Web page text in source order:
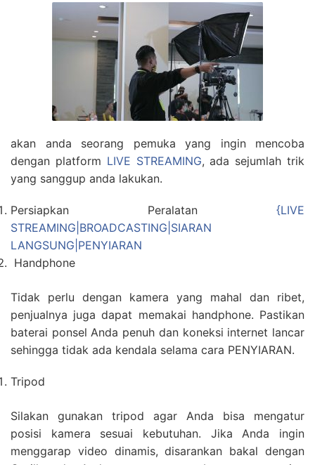
akan anda seorang pemuka yang ingin mencoba
dengan platform LIVE STREAMING, ada sejumlah trik
yang sanggup anda lakukan.
Persiapkan Peralatan {LIVE
STREAMING|BROADCASTING|SIARAN
LANGSUNG|PENYIARAN
Handphone
Tidak perlu dengan kamera yang mahal dan ribet,
penjualnya juga dapat memakai handphone. Pastikan
baterai ponsel Anda penuh dan koneksi internet lancar
sehingga tidak ada kendala selama cara PENYIARAN.
Tripod
Silakan gunakan tripod agar Anda bisa mengatur
posisi kamera sesuai kebutuhan. Jika Anda ingin
menggarap video dinamis, disarankan bakal dengan